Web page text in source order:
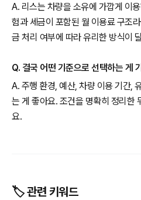
A. 리스는 차량을 소유에 가깝게 이
험과 세금이 포함된 월 이용료 구조
금 처리 여부에 따라 유리한 방식이
Q. 결국 어떤 기준으로 선택하는 게
A. 주행 환경, 예산, 차량 이용 기간,
는 게 좋아요. 조건을 명확히 정리한
요.
🏷️ 관련 키워드